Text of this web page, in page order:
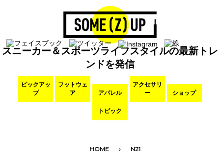
スニーカー＆スポーツライフスタイルの最新トレ
ンドを発信
ピックアッ
プ
フットウェ
ア
アパレル
アクセサリ
ー
ショップ
トピック
HOME N21